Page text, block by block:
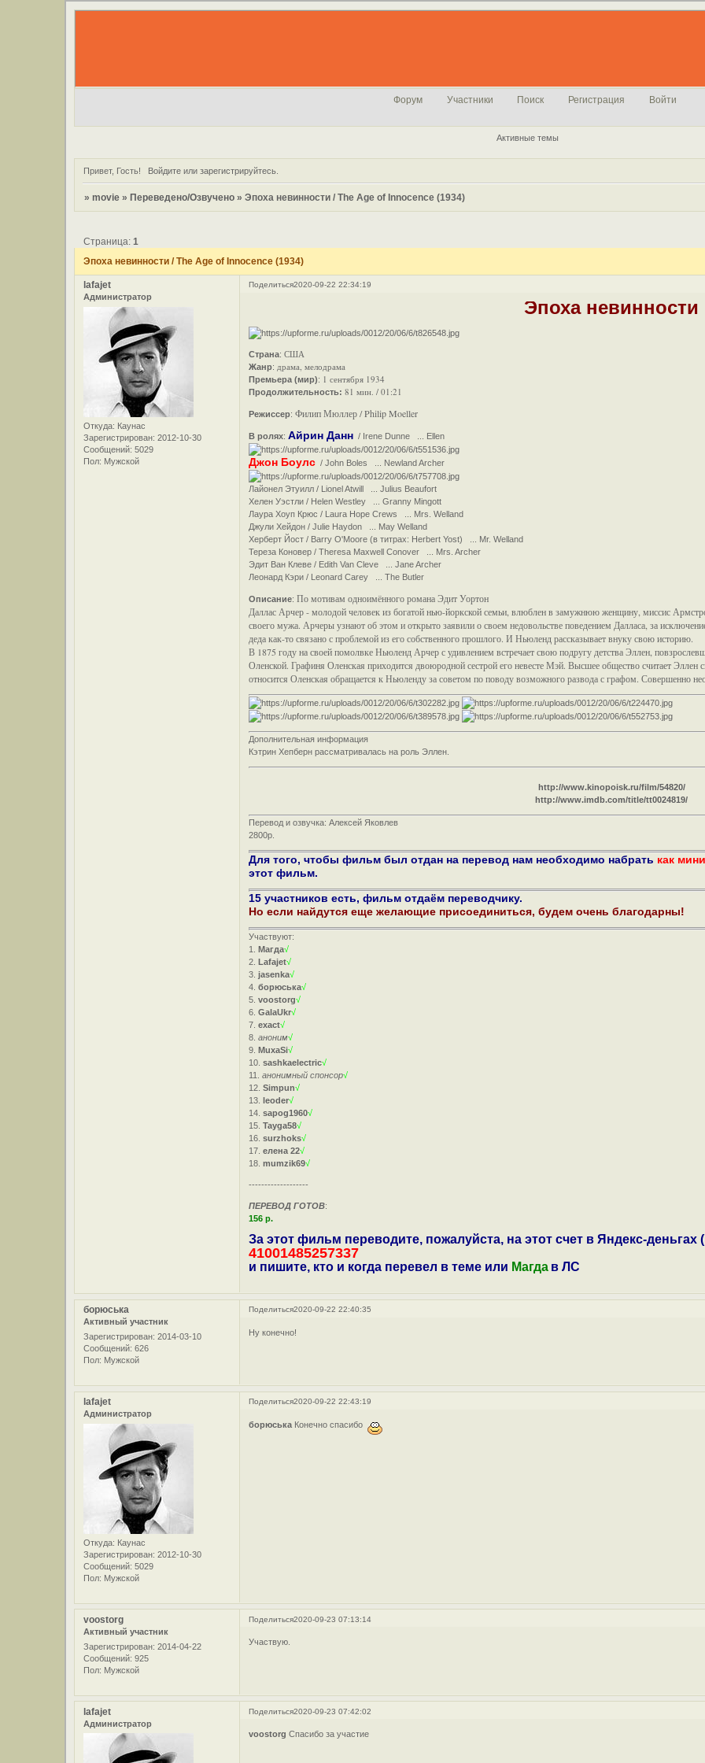
Форум Участники Поиск Регистрация Войти
Активные темы
Привет, Гость! Войдитеили зарегистрируйтесь.
»movie » Переведено/Озвучено »Эпоха невинности / The Age of Innocence (1934)
Эпоха невинности / The Age of Innocence (1934)
Страница:1
Поделиться2020-09-22 22:34:19
lafajet
Администратор
Откуда: Каунас
Зарегистрирован: 2012-10-30
Сообщений: 5029
Пол: Мужской
Эпоха невинности
Страна:США
Жанр: драма, мелодрама
Премьера (мир): 1 сентября 1934
Продолжительность:81 мин. / 01:21
Режиссер:Филип Мюллер / Philip Moeller
В ролях:Айрин Данн / Irene Dunne ... Ellen
Джон Боулс / John Boles ... Newland Archer
Лайонел Этуилл / Lionel Atwill ... Julius Beaufort
Хелен Уэстли / Helen Westley ... Granny Mingott
Лаура Хоуп Крюс / Laura Hope Crews ... Mrs. Welland
Джули Хейдон / Julie Haydon ... May Welland
Херберт Йост / Barry O'Moore (в титрах: Herbert Yost) ... Mr. Welland
Тереза Коновер / Theresa Maxwell Conover ... Mrs. Archer
Эдит Ван Клеве / Edith Van Cleve ... Jane Archer
Леонард Кэри / Leonard Carey ... The Butler
Описание:По мотивам одноимённого романа Эдит Уортон
Даллас Арчер - молодой человек из богатой нью-йоркской семьи, влюблен в замужнюю женщину, миссис
своего мужа. Арчеры узнают об этом и открыто заявили о своем недовольстве поведением Далласа, за
деда как-то связано с проблемой из его собственного прошлого. И Ньюленд рассказывает внуку свою историю.
В 1875 году на своей помолвке Ньюленд Арчер с удивлением встречает свою подругу детства Эллен,
Оленской. Графиня Оленская приходится двоюродной сестрой его невесте Мэй. Высшее общество считает
относится Оленская обращается к Ньюленду за советом по поводу возможного развода с графом. Совершенно
Дополнительная информация
Кэтрин Хепберн рассматривалась на роль Эллен.
http://www.kinopoisk.ru/film/54820/
http://www.imdb.com/title/tt0024819/
Перевод и озвучка: Алексей Яковлев
2800р.
Для того, чтобы фильм был отдан на перевод нам необходимо набрать как
этот фильм.
15 участников есть, фильм отдаём переводчику.
Но если найдутся еще желающие присоединиться, будем очень благодарны!
Участвуют:
1.Магда√
2.Lafajet√
3.jasenka√
4.борюська√
5.voostorg√
6.GalaUkr√
7.exact√
8.аноним√
9.MuxaSi√
10.sashkaelectric√
11.анонимный спонсор√
12.Simpun√
13.leoder√
14.sapog1960√
15.Tayga58√
16.surzhoks√
17.елена 22√
18.mumzik69√
-------------------
ПЕРЕВОД ГОТОВ:
156 р.
За этот фильм переводите, пожалуйста, на этот счет в Яндекс-
41001485257337
и пишите, кто и когда перевел в теме или Магда в ЛС
Поделиться2020-09-22 22:40:35
борюська
Активный участник
Зарегистрирован: 2014-03-10
Сообщений: 626
Пол: Мужской
Ну конечно!
Поделиться2020-09-22 22:43:19
lafajet
Администратор
Откуда: Каунас
Зарегистрирован: 2012-10-30
Сообщений: 5029
Пол: Мужской
борюська Конечно спасибо
Поделиться2020-09-23 07:13:14
voostorg
Активный участник
Зарегистрирован: 2014-04-22
Сообщений: 925
Пол: Мужской
Участвую.
Поделиться2020-09-23 07:42:02
lafajet
Администратор
voostorg Спасибо за участие